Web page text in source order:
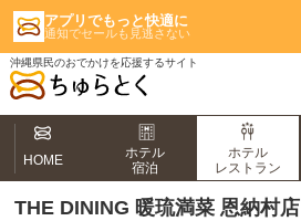
アプリでもっと快適に
通知でセールも見逃さない
沖縄県民のおでかけを応援するサイト
HOME
ホテル
宿泊
ホテル
レストラン
THE DINING 暖琉満菜 恩納村店